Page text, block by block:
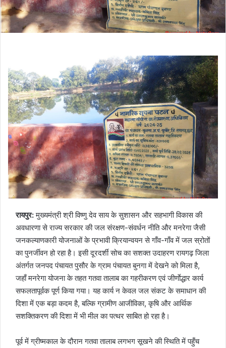
रायपुर:मुख्यमंत्री श्री विष्णु देव साय के सुशासन और सहभागी विकास की
अवधारणा से राज्य सरकार की जल संरक्षण-संवर्धन नीति और मनरेगा जैसी
जनकल्याणकारी योजनाओं के प्रभावी क्रियान्वयन से गाँव-गाँव में जल स्रोतों
का पुनर्जीवन हो रहा है। इसी दूरदर्शी सोच का सशक्त उदाहरण रायगढ़ जिला
अंतर्गत जनपद पंचायत पुसौर के ग्राम पंचायत बुनगा में देखने को मिला है,
जहाँ मनरेगा योजना के तहत गतवा तालाब का गहरीकरण एवं जीर्णाेद्धार कार्य
सफलतापूर्वक पूर्ण किया गया। यह कार्य न केवल जल संकट के समाधान की
दिशा में एक बड़ा कदम है, बल्कि ग्रामीण आजीविका, कृषि और आर्थिक
सशक्तिकरण की दिशा में भी मील का पत्थर साबित हो रहा है।
पूर्व में ग्रीष्मकाल के दौरान गतवा तालाब लगभग सूखने की स्थिति में पहुँच